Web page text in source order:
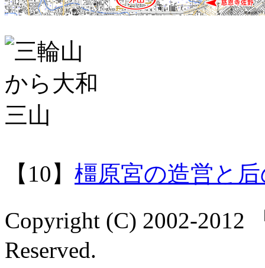
【10】 橿原宮の造営と
Copyright (C) 2002-2012
Reserved.